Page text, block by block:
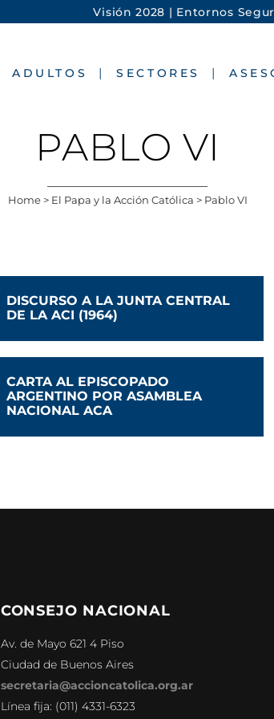
Visión 2028 | Entornos
ADULTOS SECTORES
PABLO VI
Home> El Papa y la Acción Católica > Pablo VI
DISCURSO A LA JUNTA CENTRAL
DE LA ACI (1964)
CARTA AL EPISCOPADO
ARGENTINO POR ASAMBLEA
NACIONAL ACA
CONSEJO NACIONAL
Av. de Mayo 621 4 Piso
Ciudad de Buenos Aires
secretaria@accioncatolica.org.ar
Línea fija: (011) 4331-6323